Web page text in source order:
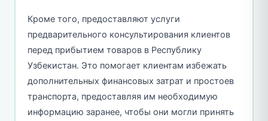
Кроме того, предоставляют услуги
предварительного консультирования клиентов
перед прибытием товаров в Республику
Узбекистан. Это помогает клиентам избежать
дополнительных финансовых затрат и простоев
транспорта, предоставляя им необходимую
информацию заранее, чтобы они могли принять